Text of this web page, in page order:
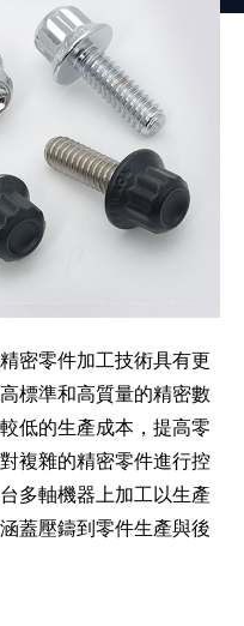
密零件加工技術具有更
標準和高質量的精密數
低的生產成本，提高零
複雜的精密零件進行控
多軸機器上加工以生產
蓋壓鑄到零件生產與後